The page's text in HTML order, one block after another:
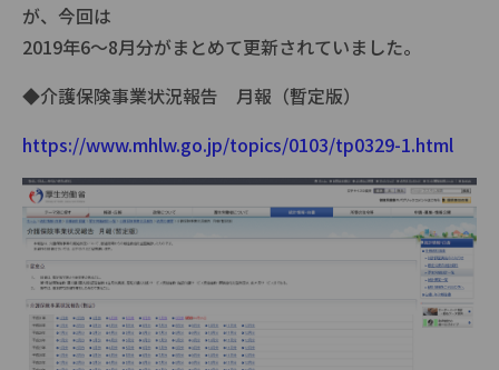
が、今回は
2019年6～8月分がまとめて更新されていました。
◆介護保険事業状況報告 月報（暫定版）
https://www.mhlw.go.jp/topics/0103/tp0329-1.html